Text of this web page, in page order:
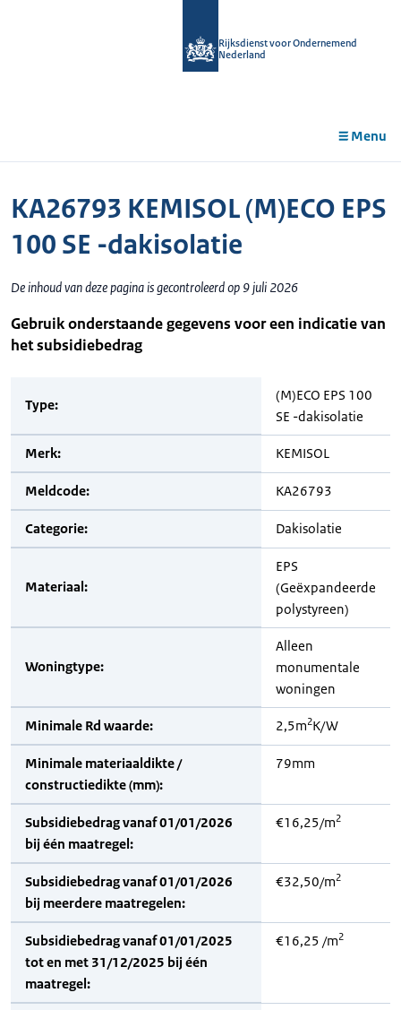
Rijksdienst voor Ondernemend
Nederland
Menu
KA26793 KEMISOL (M)ECO EPS
100 SE -dakisolatie
De inhoud van deze pagina is gecontroleerd op 9 juli 2026
Gebruik onderstaande gegevens voor een indicatie van
het subsidiebedrag
Type:
(M)ECO EPS 100
SE -dakisolatie
Merk: KEMISOL
Meldcode: KA26793
Categorie: Dakisolatie
Materiaal:
EPS
(Geëxpandeerde
polystyreen)
Woningtype:
Alleen
monumentale
woningen
Minimale Rd waarde: 2,5m2K/W
Minimale materiaaldikte /
constructiedikte (mm):
79mm
Subsidiebedrag vanaf 01/01/2026
bij één maatregel:
€16,25/m2
Subsidiebedrag vanaf 01/01/2026
bij meerdere maatregelen:
€32,50/m2
Subsidiebedrag vanaf 01/01/2025
tot en met 31/12/2025 bij één
maatregel:
€16,25 /m2